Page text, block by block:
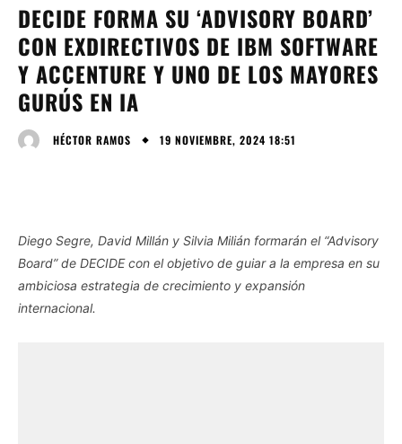
DECIDE FORMA SU ‘ADVISORY BOARD’
CON EXDIRECTIVOS DE IBM SOFTWARE
Y ACCENTURE Y UNO DE LOS MAYORES
GURÚS EN IA
HÉCTOR RAMOS 19 NOVIEMBRE, 2024 18:51
Diego Segre, David Millán y Silvia Milián formarán el “Advisory
Board” de DECIDE con el objetivo de guiar a la empresa en su
ambiciosa estrategia de crecimiento y expansión
internacional.